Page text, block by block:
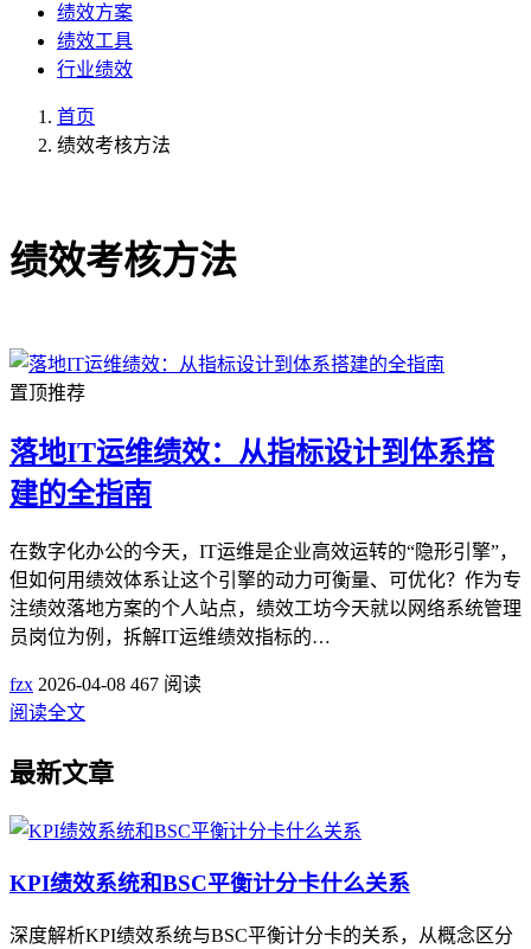
绩效方案
绩效工具
行业绩效
首页
绩效考核方法
绩效考核方法
置顶推荐
落地IT运维绩效：从指标设计到体系搭
建的全指南
在数字化办公的今天，IT运维是企业高效运转的“隐形引擎”，
但如何用绩效体系让这个引擎的动力可衡量、可优化？作为专
注绩效落地方案的个人站点，绩效工坊今天就以网络系统管理
员岗位为例，拆解IT运维绩效指标的…
fzx 2026-04-08 467 阅读
阅读全文
最新文章
KPI绩效系统和BSC平衡计分卡什么关系
深度解析KPI绩效系统与BSC平衡计分卡的关系，从概念区分